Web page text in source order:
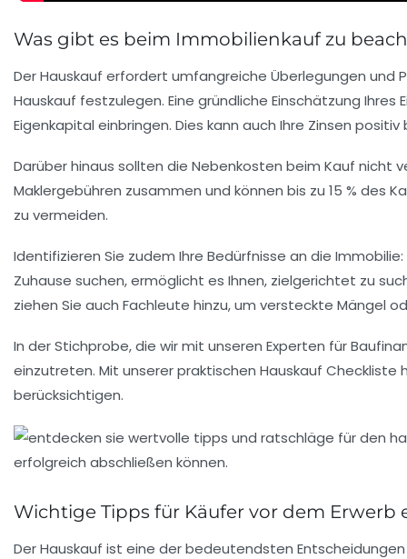
Was gibt es beim Immobilienkauf zu
DerHauskauf erfordert umfangreiche Überlegungen und
Hauskauf festzulegen. Eine gründliche Einschätzung Ihres
Eigenkapital einbringen. Dies kann auch Ihre Zinsen
Darüber hinaus sollten die Nebenkosten beim Kauf nicht
Maklergebühren zusammen und können bis zu 15 % des
zu vermeiden.
Identifizieren Sie zudem Ihre Bedürfnisse an die
Zuhause suchen, ermöglicht es Ihnen, zielgerichtet zu
ziehen Sie auch Fachleute hinzu, um versteckte Mängel
In der Stichprobe, die wir mit unseren Experten für
einzutreten. Mit unserer praktischen Hauskauf Checkliste
berücksichtigen.
Wichtige Tipps für Käufer vor dem Erwerb
DerHauskauf ist eine der bedeutendsten